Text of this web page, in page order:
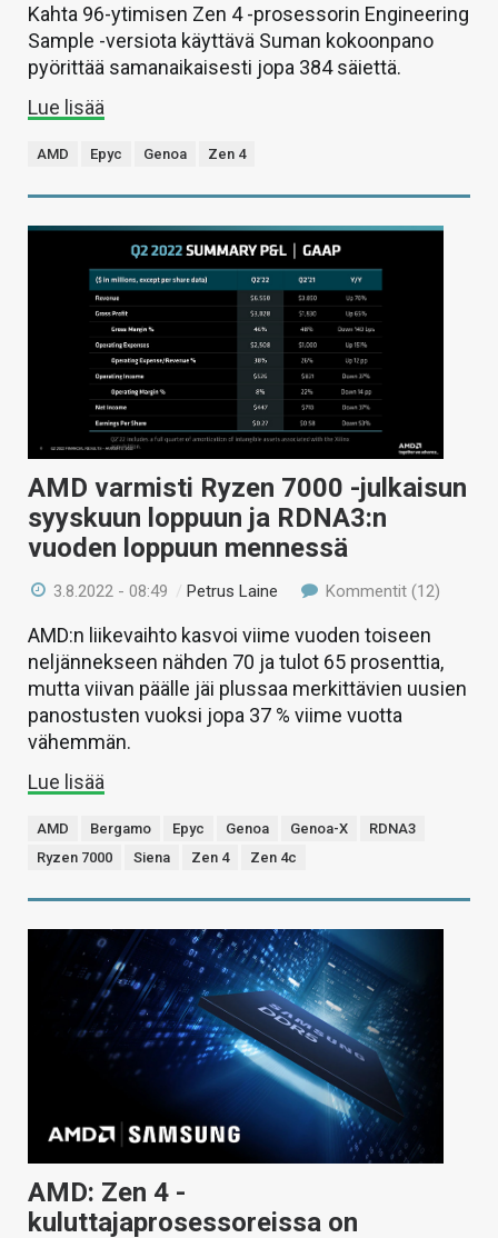
Kahta 96-ytimisen Zen 4 -prosessorin Engineering
Sample -versiota käyttävä Suman kokoonpano
pyörittää samanaikaisesti jopa 384 säiettä.
Lue lisää
AMD Epyc Genoa Zen 4
AMD varmisti Ryzen 7000 -julkaisun
syyskuun loppuun ja RDNA3:n
vuoden loppuun mennessä
3.8.2022 - 08:49 /Petrus Laine Kommentit (12)
AMD:n liikevaihto kasvoi viime vuoden toiseen
neljännekseen nähden 70 ja tulot 65 prosenttia,
mutta viivan päälle jäi plussaa merkittävien uusien
panostusten vuoksi jopa 37 % viime vuotta
vähemmän.
Lue lisää
AMD Bergamo Epyc Genoa Genoa-X
RDNA3
Ryzen 7000
Siena Zen 4 Zen 4c
AMD: Zen 4 -
kuluttajaprosessoreissa on